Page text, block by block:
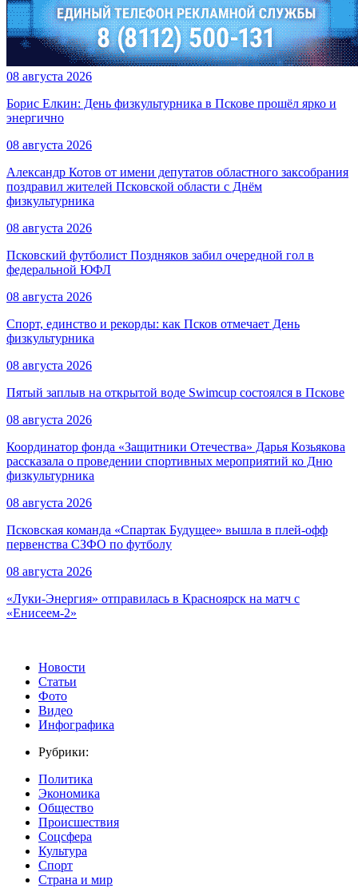
08 августа 2026
Борис Елкин: День физкультурника в Пскове прошёл ярко и
энергично
08 августа 2026
Александр Котов от имени депутатов областного заксобрания
поздравил жителей Псковской области с Днём
физкультурника
08 августа 2026
Псковский футболист Поздняков забил очередной гол в
федеральной ЮФЛ
08 августа 2026
Спорт, единство и рекорды: как Псков отмечает День
физкультурника
08 августа 2026
Пятый заплыв на открытой воде Swimcup состоялся в Пскове
08 августа 2026
Координатор фонда «Защитники Отечества» Дарья Козьякова
рассказала о проведении спортивных мероприятий ко Дню
физкультурника
08 августа 2026
Псковская команда «Спартак Будущее» вышла в плей-офф
первенства СЗФО по футболу
08 августа 2026
«Луки-Энергия» отправилась в Красноярск на матч с
«Енисеем-2»
Новости
Статьи
Фото
Видео
Инфографика
Рубрики:
Политика
Экономика
Общество
Происшествия
Соцсфера
Культура
Спорт
Страна и мир